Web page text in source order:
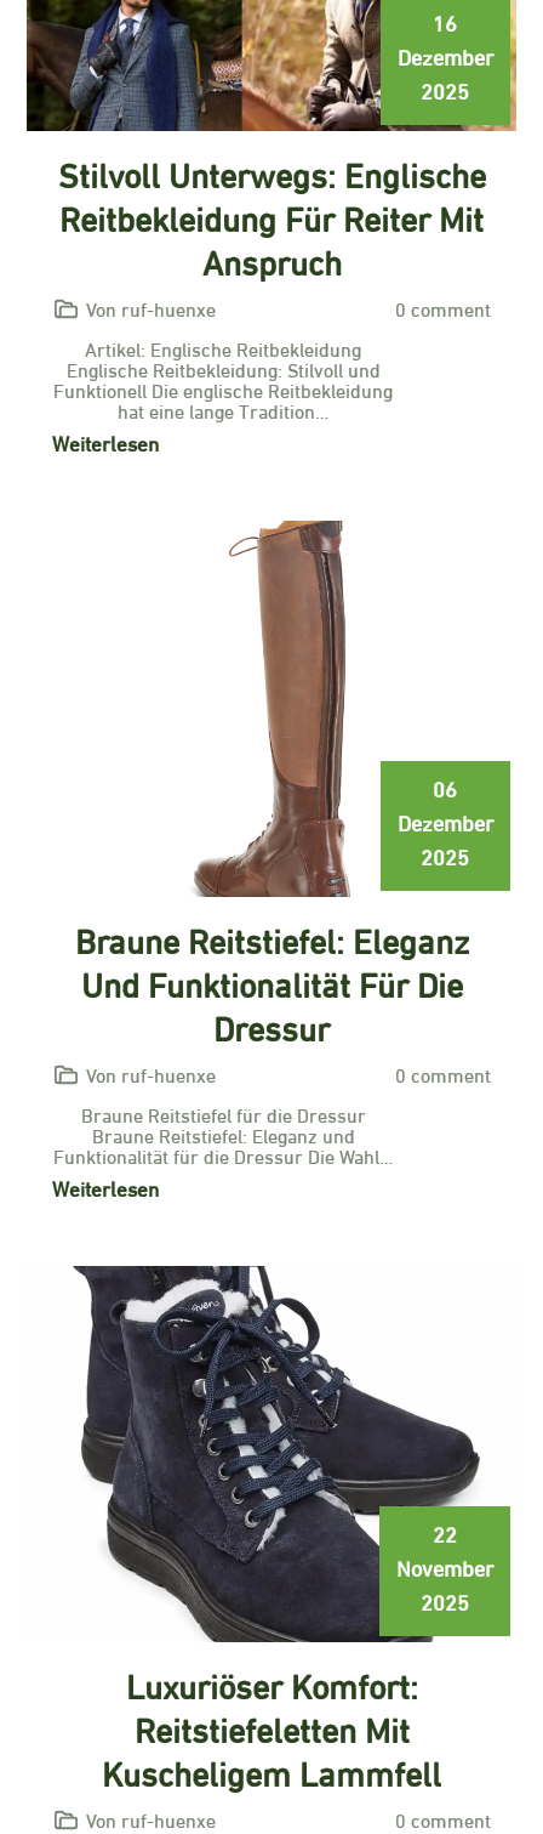
16
Dezember
2025
Stilvoll Unterwegs: Englische
Reitbekleidung Für Reiter Mit
Anspruch
Von ruf-huenxe
0 comment
Artikel: Englische Reitbekleidung
Englische Reitbekleidung: Stilvoll und
Funktionell Die englische Reitbekleidung
hat eine lange Tradition…
Weiterlesen
06
Dezember
2025
Braune Reitstiefel: Eleganz
Und Funktionalität Für Die
Dressur
Von ruf-huenxe
0 comment
Braune Reitstiefel für die Dressur
Braune Reitstiefel: Eleganz und
Funktionalität für die Dressur Die Wahl…
Weiterlesen
22
November
2025
Luxuriöser Komfort:
Reitstiefeletten Mit
Kuscheligem Lammfell
Von ruf-huenxe
0 comment